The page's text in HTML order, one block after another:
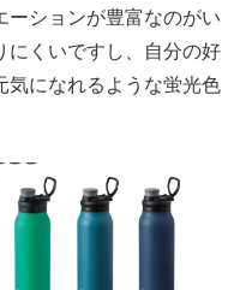
ーションが豊富なのがい
にくいですし、自分の好
気になれるような蛍光色